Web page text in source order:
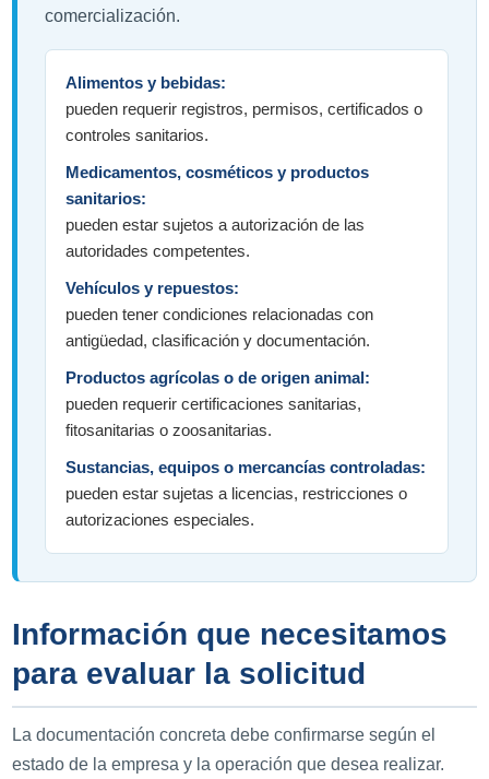
comercialización.
Alimentos y bebidas:
pueden requerir registros, permisos, certificados o
controles sanitarios.
Medicamentos, cosméticos y productos
sanitarios:
pueden estar sujetos a autorización de las
autoridades competentes.
Vehículos y repuestos:
pueden tener condiciones relacionadas con
antigüedad, clasificación y documentación.
Productos agrícolas o de origen animal:
pueden requerir certificaciones sanitarias,
fitosanitarias o zoosanitarias.
Sustancias, equipos o mercancías controladas:
pueden estar sujetas a licencias, restricciones o
autorizaciones especiales.
Información que necesitamos
para evaluar la solicitud
La documentación concreta debe confirmarse según el
estado de la empresa y la operación que desea realizar.